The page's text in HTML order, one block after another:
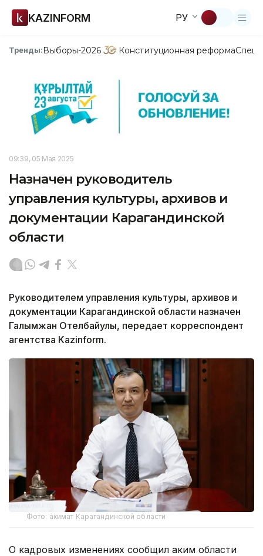
KAZINFORM РУ
Тренды:Выборы-2026 Конституционная реформа
09:39, 05 Мая 2025
Назначен руководитель
управления культуры, архивов и
документации Карагандинской
области
Руководителем управления культуры, архивов и
документации Карагандинской области назначен
Галымжан Отелбайулы, передает корреспондент
агентства Kazinform.
Фото: акимат Карагандинской области
О кадровых изменениях сообщил аким области